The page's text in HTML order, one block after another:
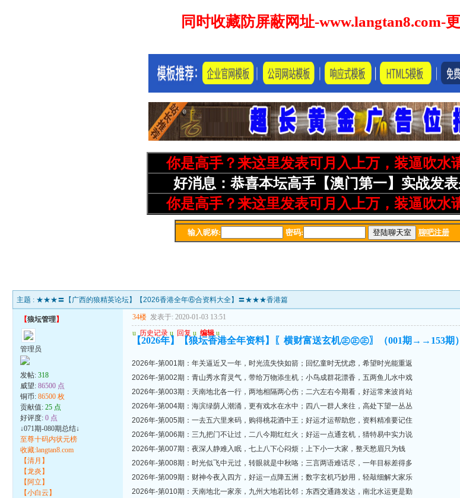
主题 : ★★★〓【广西的狼精英论坛】【2026香港全年⑥合资料大全】〓★★★香港篇
【狼坛管理】
管理员
发帖:318
威望:86500 点
铜币:86500 枚
贡献值:25 点
好评度:0 点
↓071期-080期总结↓
至尊十码内状元榜
收藏:langtan8.com
【清月】
【龙炎】
【阿立】
【小白云】
34楼 发表于: 2020-01-03 13:51
u 历史记录 u 回复 u 编辑 u
【2026年】【狼坛香港全年资料】〖横财富送玄机㊣㊣㊣〗（001期→→153期）
2026年-第001期：年关逼近又一年，时光流失快如箭；回忆童时无忧虑，希望时光能重返
2026年-第002期：青山秀水育灵气，带给万物添生机；小鸟成群花漂香，五两鱼儿水中戏
2026年-第003期：天南地北各一行，两地相隔两心伤；二六左右今期看，好运常来波肖站
2026年-第004期：海滨绿荫人潮涌，更有戏水在水中；四八一群人来往，高处下望一丛丛
2026年-第005期：一去五六里来码，购得桃花酒中王；好运才运帮助您，资料精准要记住
2026年-第006期：三九把门不让过，二八今期红红火；好运一点通玄机，猜特易中实力说
2026年-第007期：夜深人静难入眠，七上八下心闷烦；上下小一大家，整天愁眉只为钱
2026年-第008期：时光似飞中元过，转眼就是中秋咯；三言两语难话尽，一年目标差得多
2026年-第009期：财神今夜入四方，好运一点降五洲；数字玄机巧妙用，轻敲细解大家乐
2026年-第010期：天南地北一家亲，九州大地若比邻；东西交通路发达，南北水运更是勤